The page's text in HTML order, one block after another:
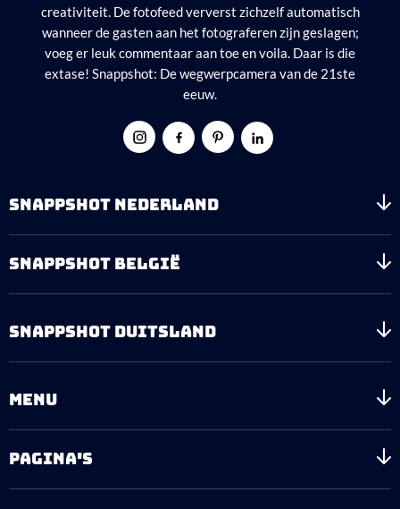
creativiteit. De fotofeed ververst zichzelf automatisch
wanneer de gasten aan het fotograferen zijn geslagen;
voeg er leuk commentaar aan toe en voila. Daar is die
extase! Snappshot: De wegwerpcamera van de 21ste
eeuw.
SNAPPSHOT NEDERLAND
SNAPPSHOT BELGIË
SNAPPSHOT DUITSLAND
MENU
PAGINA'S